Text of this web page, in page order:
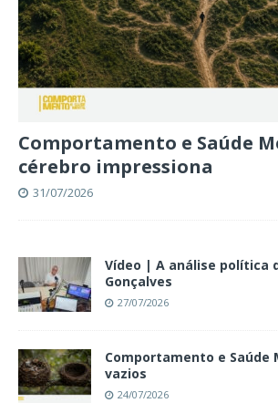
Comportamento e Saúde
cérebro impressiona
31/07/2026
Vídeo | A análise política
Gonçalves
27/07/2026
Comportamento e Saúde
vazios
24/07/2026